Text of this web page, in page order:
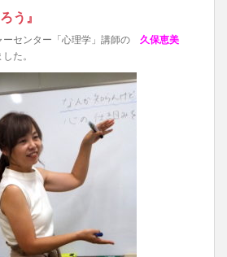
う』
ーセンター「心理学」講師の 久保恵美
た。